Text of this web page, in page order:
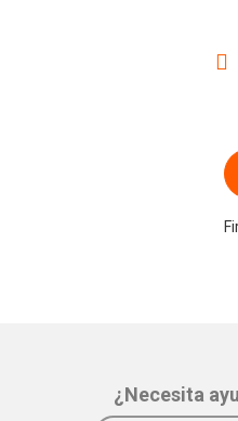
¿Necesita